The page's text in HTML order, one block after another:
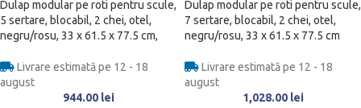
Dulap modular pe roti pentru scule,
5 sertare, blocabil, 2 chei, otel,
negru/rosu, 33 x 61.5 x 77.5 cm,
Livrare estimată pe 12 - 18
august
944.00 lei
Dulap modular pe roti pentru scule,
7 sertare, blocabil, 2 chei, otel,
negru/rosu, 33 x 61.5 x 77.5 cm
Livrare estimată pe 12 - 18
august
1,028.00 lei